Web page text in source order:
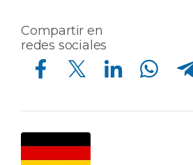
Compartir en
redes sociales
Compartir en Facebook Compartir en Twitter Compartir en Linkedin Compartir en Whatsapp Compartir en Telegram